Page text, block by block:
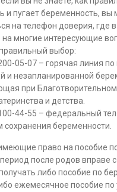
и пугает беременность,
на телефон доверия, где
на многие интересующие
выбор:
05-07 – горячая линия по
и незапланированной
при
и детства.
44-55 – федеральный
сохранения беременности.
право на пособие
после родов вправе
либо пособие по
ежемесячное пособие по